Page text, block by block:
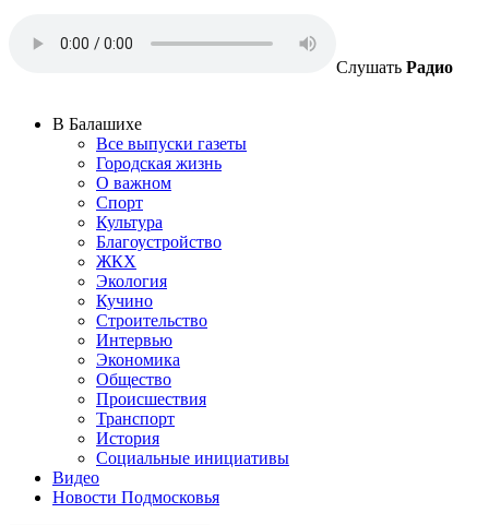
Слушать Радио
В Балашихе
Все выпуски газеты
Городская жизнь
О важном
Спорт
Культура
Благоустройство
ЖКХ
Экология
Кучино
Строительство
Интервью
Экономика
Общество
Происшествия
Транспорт
История
Социальные инициативы
Видео
Новости Подмосковья